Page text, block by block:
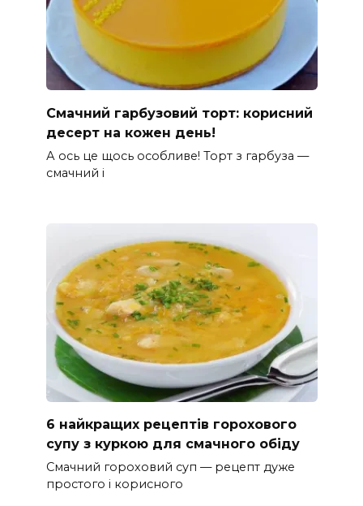
Смачний гарбузовий торт: корисний
десерт на кожен день!
А ось це щось особливе! Торт з гарбуза —
смачний і
6 найкращих рецептів горохового
супу з куркою для смачного обіду
Смачний гороховий суп — рецепт дуже
простого і корисного